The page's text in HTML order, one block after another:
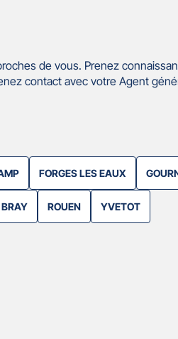
de vous. Prenez
contact avec votre Agent
FORGES LES EAUX
ROUEN YVETOT